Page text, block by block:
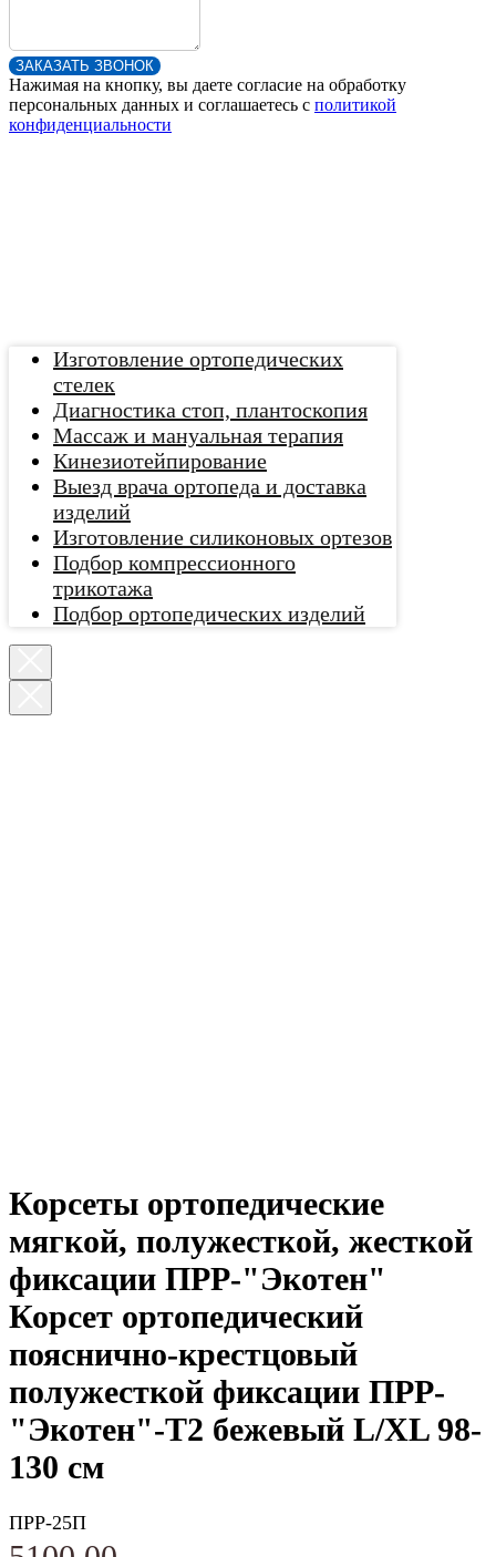
ЗАКАЗАТЬ ЗВОНОК
Нажимая на кнопку, вы даете согласие на обработку
персональных данных и соглашаетесь c политикой
конфиденциальности
Изготовление ортопедических
стелек
Диагностика стоп, плантоскопия
Массаж и мануальная терапия
Кинезиотейпирование
Выезд врача ортопеда и доставка
изделий
Изготовление силиконовых ортезов
Подбор компрессионного
трикотажа
Подбор ортопедических изделий
Корсеты ортопедические
мягкой, полужесткой, жесткой
фиксации ПРР-"Экотен"
Корсет ортопедический
пояснично-крестцовый
полужесткой фиксации ПРР-
"Экотен"-Т2 бежевый L/XL 98-
130 см
ПРР-25П